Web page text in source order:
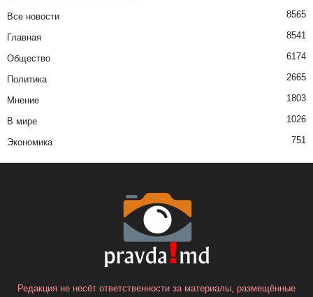
Все новости 8565
Главная 8541
Общество 6174
Политика 2665
Мнение 1803
В мире 1026
Экономика 751
Редакция не несёт ответственности за материалы, размещённые